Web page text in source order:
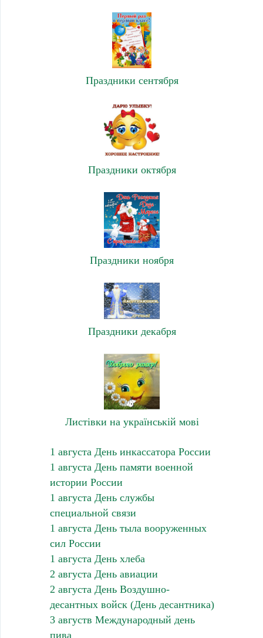
Праздники сентября
Праздники октября
Праздники ноября
Праздники декабря
Листівки на українській мові
1 августа День инкассатора России
1 августа День памяти военной
истории России
1 августа День службы
специальной связи
1 августа День тыла вооруженных
сил России
1 августа День хлеба
2 августа День авиации
2 августа День Воздушно-
десантных войск (День десантника)
3 августв Международный день
пива